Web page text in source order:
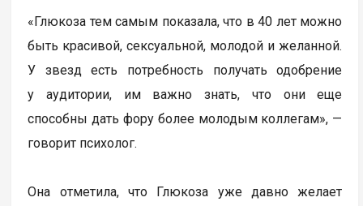
«Глюкоза тем самым показала, что в 40 лет можно
быть красивой, сексуальной, молодой и желанной.
У звезд есть потребность получать одобрение
у аудитории, им важно знать, что они еще
способны дать фору более молодым коллегам», —
говорит психолог.
Она отметила, что Глюкоза уже давно желает